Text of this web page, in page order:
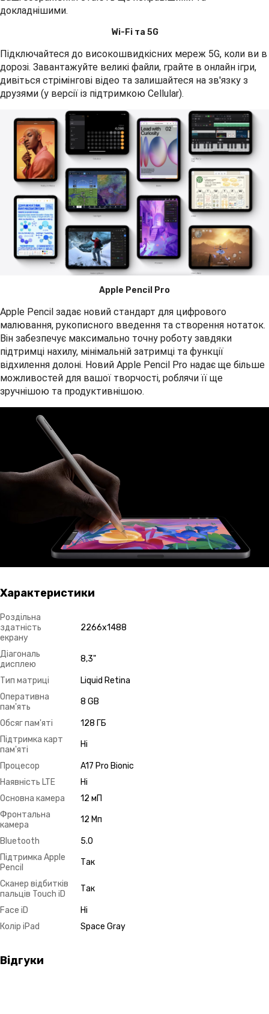
докладнішими.
Wi-Fi та 5G
Підключайтеся до високошвидкісних мереж 5G, коли ви в
дорозі. Завантажуйте великі файли, грайте в онлайн ігри,
дивіться стрімінгові відео та залишайтеся на зв'язку з
друзями (у версії із підтримкою Cellular).
Apple Pencil Pro
Apple Pencil задає новий стандарт для цифрового
малювання, рукописного введення та створення нотаток.
Він забезпечує максимально точну роботу завдяки
підтримці нахилу, мінімальній затримці та функції
відхилення долоні. Новий Apple Pencil Pro надає ще більше
можливостей для вашої творчості, роблячи її ще
зручнішою та продуктивнішою.
Характеристики
Роздільна
здатність
екрану
2266x1488
Діагональ
дисплею
8,3"
Тип матриці
Liquid Retina
Оперативна
пам'ять
8 GB
Обсяг пам'яті
128 ГБ
Підтримка карт
пам'яті
Ні
Процесор
A17 Pro Bionic
Наявність LTE
Ні
Основна камера
12 мП
Фронтальна
камера
12 Мп
Bluetooth
5.0
Підтримка Apple
Pencil
Так
Сканер відбитків
пальців Touch iD
Так
Face iD
Ні
Колір iPad
Space Gray
Відгуки